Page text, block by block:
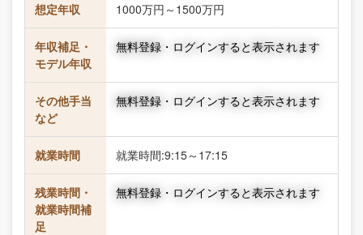
想定年収 1000万円～1500万円
年収補足・
モデル年収
無料登録・ログインすると表示されます
その他手当
など
無料登録・ログインすると表示されます
就業時間 就業時間:9:15～17:15
残業時間・
就業時間補
足
無料登録・ログインすると表示されます